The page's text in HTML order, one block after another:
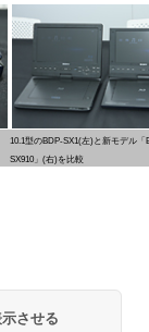
10.1型のBDP-SX1(左)と新モデル「
SX910」(右)を比較
させる